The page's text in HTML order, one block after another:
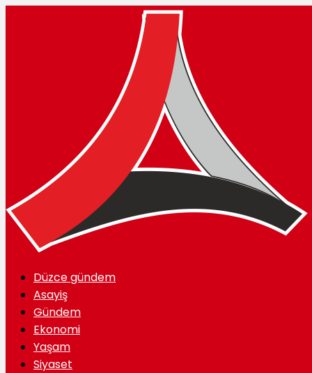
Düzce gündem
Asayiş
Gündem
Ekonomi
Yaşam
Siyaset